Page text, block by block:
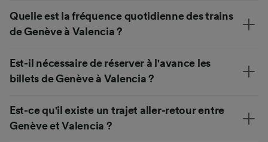
Quelle est la fréquence quotidienne des trains
de Genève à Valencia ?
Est-il nécessaire de réserver à l'avance les
billets de Genève à Valencia ?
Est-ce qu'il existe un trajet aller-retour entre
Genève et Valencia ?